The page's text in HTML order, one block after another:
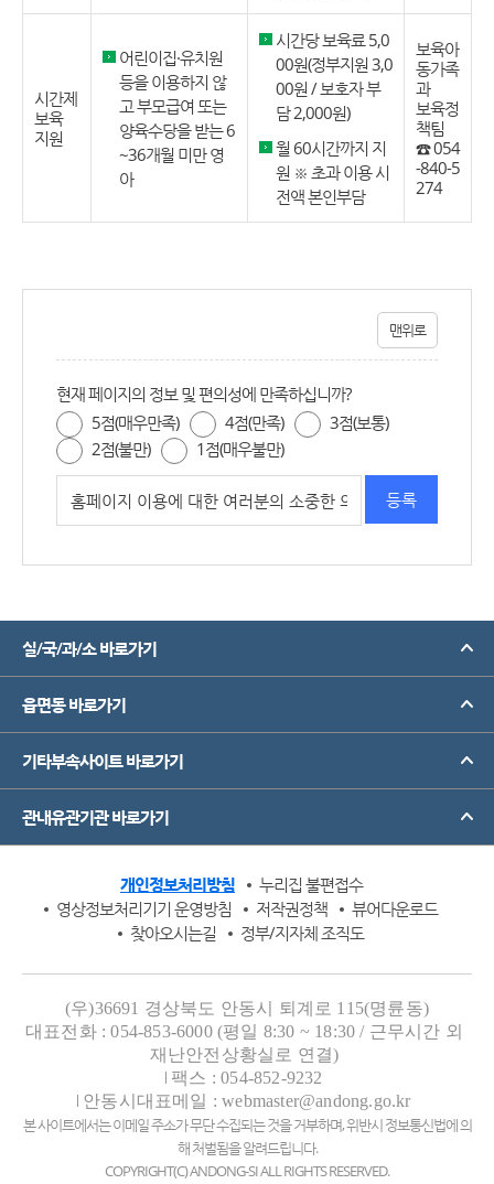
시간제
보육
지원
어린이집·유치원
등을 이용하지 않
고 부모급여 또는
양육수당을 받는 6
~36개월 미만 영
아
시간당 보육료 5,0
00원(정부지원 3,0
00원 / 보호자 부
담 2,000원)
월 60시간까지 지
원 ※ 초과 이용 시
전액 본인부담
보육아
동가족
과
보육정
책팀
☎ 054
-840-5
274
맨위로
현재 페이지의 정보 및 편의성에 만족하십니까?
5점(매우만족)
4점(만족)
3점(보통)
2점(불만)
1점(매우불만)
실/국/과/소 바로가기
읍면동 바로가기
기타부속사이트 바로가기
관내유관기관 바로가기
개인정보처리방침
누리집 불편접수
영상정보처리기기 운영방침
저작권정책
뷰어다운로드
찾아오시는길
정부/지자체 조직도
(우)36691 경상북도 안동시 퇴계로 115(명륜동)
대표전화 : 054-853-6000 (평일 8:30 ~ 18:30 / 근무시간 외
재난안전상황실로 연결)
팩스 : 054-852-9232
안동시대표메일 : webmaster@andong.go.kr
본 사이트에서는 이메일 주소가 무단 수집되는 것을 거부하며, 위반시 정보통신법에 의
해 처벌됨을 알려드립니다.
COPYRIGHT(C) ANDONG-SI ALL RIGHTS RESERVED.